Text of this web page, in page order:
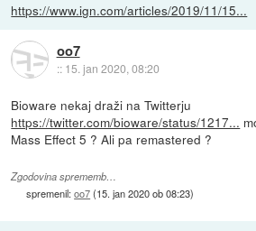
https://www.ign.com/articles/2019/11/15...
oo7
:: 15. jan 2020, 08:20
Bioware nekaj draži na Twitterju
https://twitter.com/bioware/status/1217...
Mass Effect 5 ? Ali pa remastered ?
Zgodovina sprememb…
spremenil:oo7(15. jan 2020 ob 08:23)